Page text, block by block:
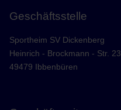
Geschäftsstelle
Sportheim SV Dickenberg
Heinrich - Brockmann - Str. 23
49479 Ibbenbüren